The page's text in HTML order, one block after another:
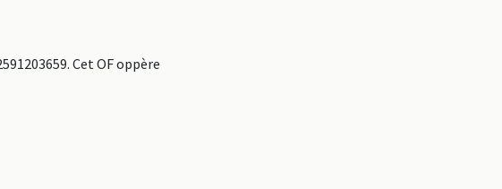
Cet OF oppère